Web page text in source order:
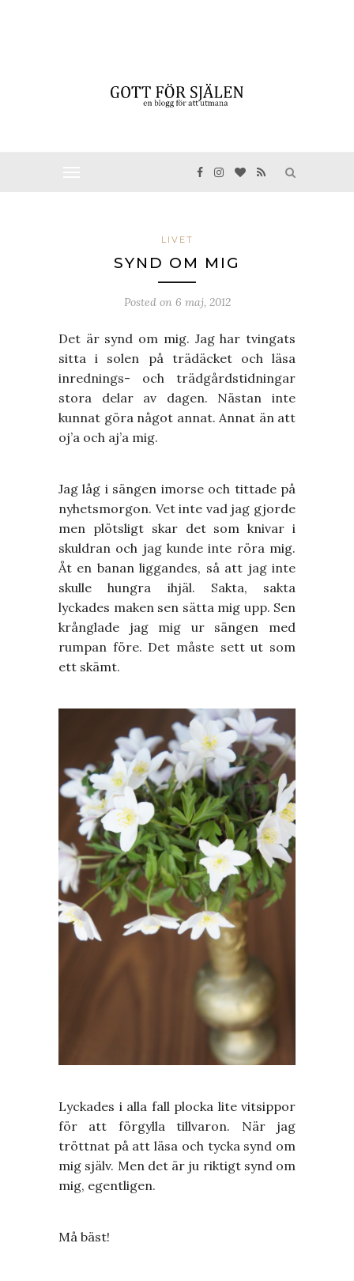
LIVET
SYND OM MIG
Posted on 6 maj, 2012
Det är synd om mig. Jag har tvingats
sitta i solen på trädäcket och läsa
inrednings- och trädgårdstidningar
stora delar av dagen. Nästan inte
kunnat göra något annat. Annat än att
oj’a och aj’a mig.
Jag låg i sängen imorse och tittade på
nyhetsmorgon. Vet inte vad jag gjorde
men plötsligt skar det som knivar i
skuldran och jag kunde inte röra mig.
Åt en banan liggandes, så att jag inte
skulle hungra ihjäl. Sakta, sakta
lyckades maken sen sätta mig upp. Sen
krånglade jag mig ur sängen med
rumpan före. Det måste sett ut som
ett skämt.
Lyckades i alla fall plocka lite vitsippor
för att förgylla tillvaron. När jag
tröttnat på att läsa och tycka synd om
mig själv. Men det är ju riktigt synd om
mig, egentligen.
Må bäst!